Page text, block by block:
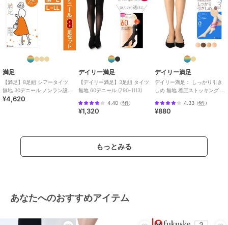
満足
【満足】8足組 シアータイツ
無地 30デニール ノンラン設計
幅広ウエスト設計
¥4,620
デイリー満足
【デイリー満足】3足組 タイツ
無地 60デニール (790-1113)
4.40 （5件）
¥1,320
デイリー満足
デイリー満足： しっかり引き
しめ 無地 着圧ストッキング ひ
4.33（6件）
¥880
もっとみる
あなたへのおすすめアイテム